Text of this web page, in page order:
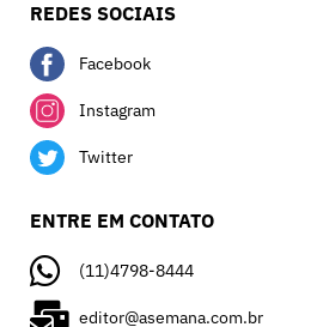
REDES SOCIAIS
Facebook
Instagram
Twitter
ENTRE EM CONTATO
(11)4798-8444
editor@asemana.com.br